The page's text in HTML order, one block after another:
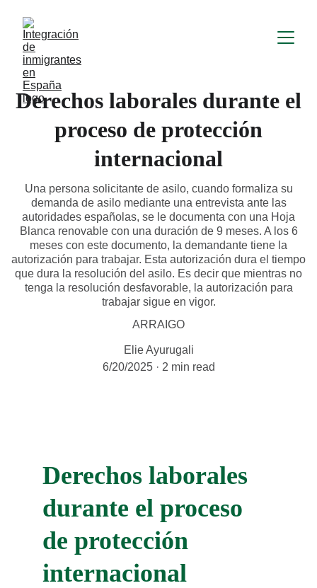
Derechos laborales durante el
proceso de protección
internacional
Una persona solicitante de asilo, cuando formaliza su
demanda de asilo mediante una entrevista ante las
autoridades españolas, se le documenta con una Hoja
Blanca renovable con una duración de 9 meses. A los 6
meses con este documento, la demandante tiene la
autorización para trabajar. Esta autorización dura el tiempo
que dura la resolución del asilo. Es decir que mientras no
tenga la resolución desfavorable, la autorización para
trabajar sigue en vigor.
ARRAIGO
Elie Ayurugali
6/20/2025
2 min read
Derechos laborales
durante el proceso
de protección
internacional